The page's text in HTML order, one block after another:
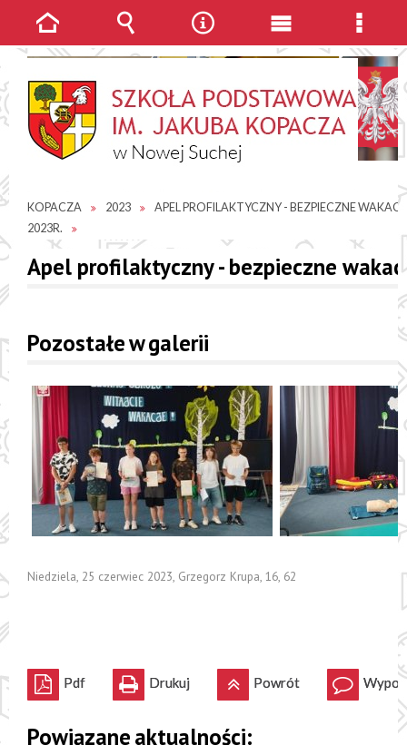
KOPACZA
2023
APEL PROFILAKTYCZNY - BEZPIECZNE
2023R.
Apel profilaktyczny - bezpieczne
Pozostałe w galerii
Niedziela, 25 czerwiec 2023, Grzegorz Krupa, 16, 62
Pdf Drukuj Powrót
Powiązane aktualności:
Strona
główna
Wyszukiwarka
NarzędziaMenu
Menu